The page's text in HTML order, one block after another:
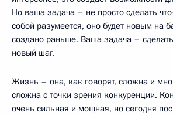
Но ваша задача – не просто сделать
собой разумеется, оно будет новым на
создано раньше. Ваша задача –
новый шаг.
Жизнь – она, как говорят, сложна и
сложна с точки зрения конкуренции.
очень сильная и мощная, но сегодня